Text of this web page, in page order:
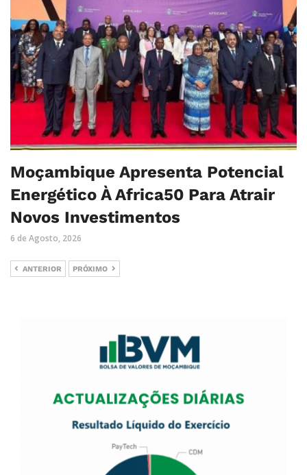
Moçambique Apresenta Potencial
Energético À Africa50 Para Atrair
Novos Investimentos
6 de Agosto, 2026
ANTERIOR PRÓXIMO